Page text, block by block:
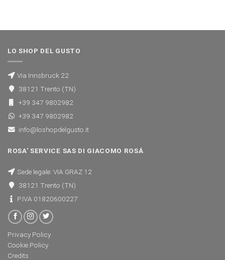
LO SHOP DEL GUSTO
Via Innsbruck 22
38121 Trento (TN)
+39 347 9802982
+39 347 9802982
info@loshopdelgusto.it
ROSA' SERVICE SAS DI GIACOMO ROSÁ
Sede legale: VIA GRAZ 12
38121 Trento (TN)
P.IVA 01820600227
Privacy Policy
Cookie Policy
Credits